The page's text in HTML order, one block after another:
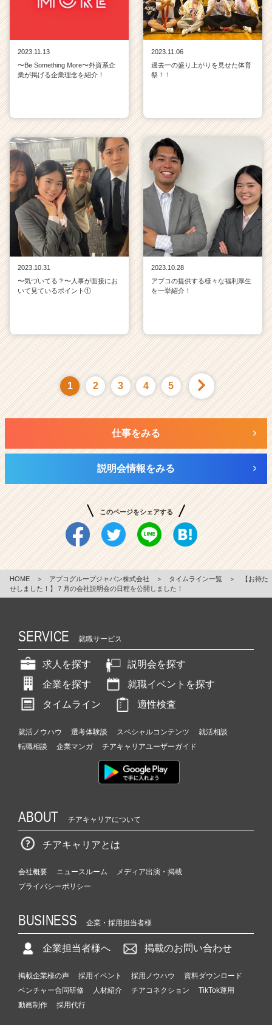
2023.11.13
〜Be Something More〜外資系企
業が掲げる企業理念を紹介！
2023.11.06
過去一の盛り上がりを見せた体育
祭！！
2023.10.31
〜気づいてる？〜人事が面接にお
いて見ているポイント①
2023.10.28
アプコの提供する様々な福利厚生
を一挙紹介！
1 2 3 4 5
仕事をみる
説明会情報をみる
このページをシェアする
HOME ＞ アプコグループジャパン株式会社 ＞ タイムライン一覧 ＞
【お待た
せしました！】７月の会社説明会の日程を公開しました！
SERVICE 就職サービス
求人を探す
説明会を探す
企業を探す
就職イベントを探す
タイムライン
適性検査
就活ノウハウ 選考体験談 スペシャルコンテンツ
就活相談
転職相談
企業マンガ チアキャリアユーザーガイド
ABOUT チアキャリアについて
チアキャリアとは
会社概要 ニュースルーム
メディア出演・掲載
プライバシーポリシー
BUSINESS 企業・採用担当者様
企業担当者様へ 掲載のお問い合わせ
掲載企業様の声 採用イベント 採用ノウハウ
資料ダウンロード
ベンチャー合同研修
人材紹介 チアコネクション
TikTok運用
動画制作
採用代行